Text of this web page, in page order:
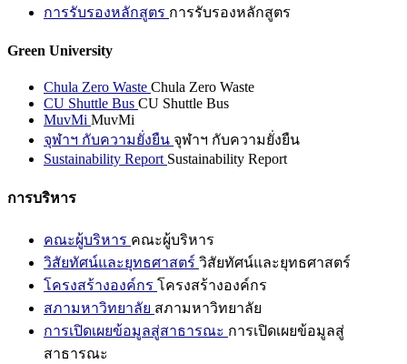
การรับรองหลักสูตร การรับรองหลักสูตร
Green University
Chula Zero Waste Chula Zero Waste
CU Shuttle Bus CU Shuttle Bus
MuvMi MuvMi
จุฬาฯ กับความยั่งยืน จุฬาฯ กับความยั่งยืน
Sustainability Report Sustainability Report
การบริหาร
คณะผู้บริหาร คณะผู้บริหาร
วิสัยทัศน์และยุทธศาสตร์ วิสัยทัศน์และยุทธศาสตร์
โครงสร้างองค์กร โครงสร้างองค์กร
สภามหาวิทยาลัย สภามหาวิทยาลัย
การเปิดเผยข้อมูลสู่สาธารณะ การเปิดเผยข้อมูลสู่
สาธารณะ